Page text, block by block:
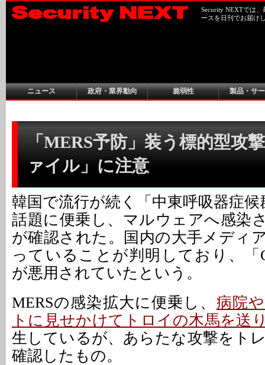
Security NEXTでは
ースを日刊でお届け
ニュース 政府・業界動向 脆弱性 製品・サ
「MERS予防」装う標的型攻
ァイル」に注意
韓国で流行が続く「中東呼吸器症候
話題に便乗し、マルウェアへ感染
が確認された。国内の大手メディ
っていることが判明しており、
が悪用されていたという。
MERSの感染拡大に便乗し、 病院
トに見せかけてトロイの木馬を送
生しているが、あらたな攻撃をト
確認したもの。